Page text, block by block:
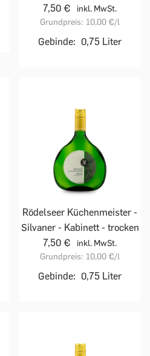
7,50 €
inkl. MwSt.
Grundpreis: 10,00 €/l
Gebinde: 0,75 Liter
Rödelseer Küchenmeister -
Silvaner - Kabinett - trocken
7,50 €
inkl. MwSt.
Grundpreis: 10,00 €/l
Gebinde: 0,75 Liter